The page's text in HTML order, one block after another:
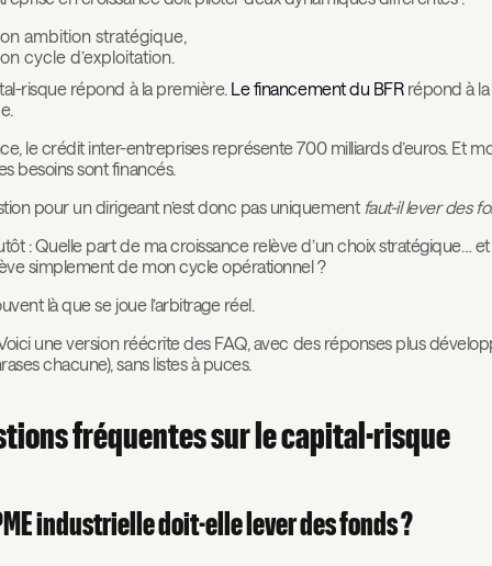
ambition stratégique,
cycle d’exploitation.
risque répond à la première. Le financement du BFRrépond à la
le crédit inter-entreprises représente 700 milliards d’euros. Et
besoins sont financés.
pour un dirigeant n’est donc pas uniquement faut-il lever des
: Quelle part de ma croissance relève d’un choix stratégique…
simplement de mon cycle opérationnel ?
là que se joue l’arbitrage réel.
une version réécrite des FAQ, avec des réponses plus
chacune), sans listes à puces.
fréquentes sur le capital-risque
industrielle doit-elle lever des fonds ?